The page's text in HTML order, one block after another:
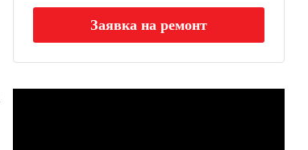
Заявка на ремонт